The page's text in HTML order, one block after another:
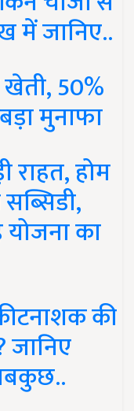
में जानिए..
50%
मुनाफा
राहत, होम
का
की